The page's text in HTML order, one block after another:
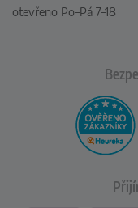
otevřeno Po–Pá 7–18